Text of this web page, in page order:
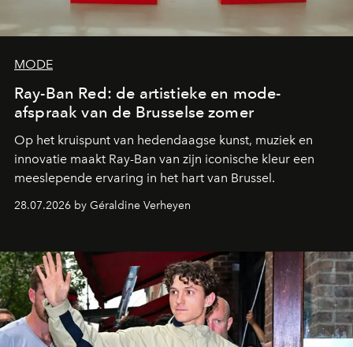
MODE
Ray-Ban Red: de artistieke en mode-
afspraak van de Brusselse zomer
Op het kruispunt van hedendaagse kunst, muziek en
innovatie maakt Ray-Ban van zijn iconische kleur een
meeslepende ervaring in het hart van Brussel.
28.07.2026 by Géraldine Verheyen